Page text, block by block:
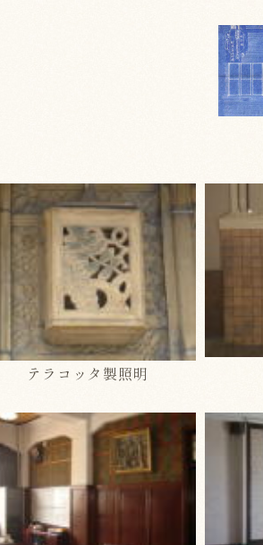
テラコッタ製照明